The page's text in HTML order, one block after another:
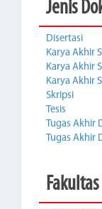
Jenis
Disertasi
Karya Akhir
Karya Akhir
Karya Akhir
Skripsi
Tesis
Tugas Akhir
Tugas Akhir
Fakultas